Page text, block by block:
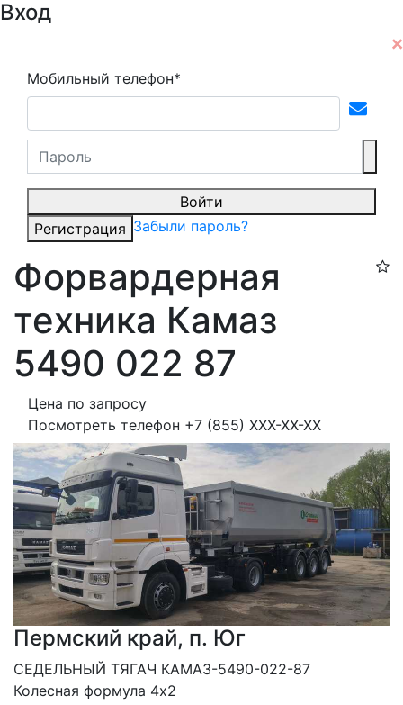
Вход
Мобильный телефон*
Войти
Регистрация Забыли пароль?
Форвардерная
техника Камаз
5490 022 87
Цена по запросу
Посмотреть телефон +7 (855) XXX-XX-XX
Пермский край, п. Юг
СЕДЕЛЬНЫЙ ТЯГАЧ КАМАЗ-5490-022-87
Колесная формула 4х2